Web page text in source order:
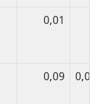
0,01
0,09 0,06